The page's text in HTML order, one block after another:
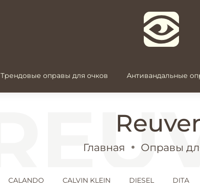
Трендовые оправы для очков Антивандальные
Главная Оправы
CALANDO CALVIN KLEIN DIESEL DITA